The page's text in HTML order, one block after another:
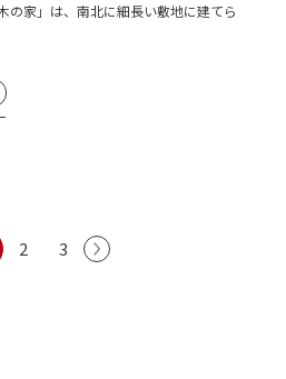
の家」は、南北に細長い敷地に建てら
2 3